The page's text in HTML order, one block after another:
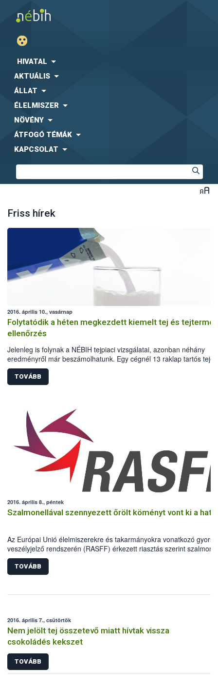
HIVATAL
AKTUÁLIS
ÁLLAT
ÉLELMISZER
NÖVÉNY
ÁTFOGÓ TÉMÁK
KAPCSOLAT
Friss hírek
2016. április 10., vasárnap
Folytatódik a héten megkezdett kiemelt tej és tejtermék
ellenőrzés
Jelenleg is folynak a NÉBIH tejpiaci vizsgálatai, azonban néhány
eredményről már beszámolhatunk. Egy cégnél 13 raklap tartós tejet
zároltak az ellenőrök a nyomonkövetés hiánya miatt. A kiemelt
ellenőrzésekhez kapcsolódó laboratóriumi vizsgálatok még nem
le.
TOVÁBB
2016. április 8., péntek
Szalmonellával szennyezett őrölt köményt vont ki a
Az Európai Unió élelmiszerekre és takarmányokra vonatkozó gyors
veszélyjelző rendszerén (RASFF) érkezett riasztás szerint
szennyezettség miatt indiai származású őrölt köményt vontak ki a
forgalomból az EU több tagállamában. A szennyezett fűszerből
Magyarországra is szállítottak egy német nagykereskedőn keresztül.
TOVÁBB
2016. április 7., csütörtök
Nem jelölt tej összetevő miatt hívtak vissza
csokoládés kekszet
TOVÁBB